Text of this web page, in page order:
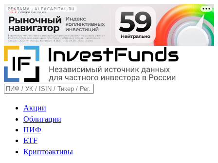
РЕКЛАМА • ALFACAPITAL.RU
Акции
Облигации
ПИФ
ETF
Криптоактивы